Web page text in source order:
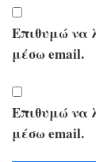
Επιθυμώ να
μέσω email.
Επιθυμώ να
μέσω email.